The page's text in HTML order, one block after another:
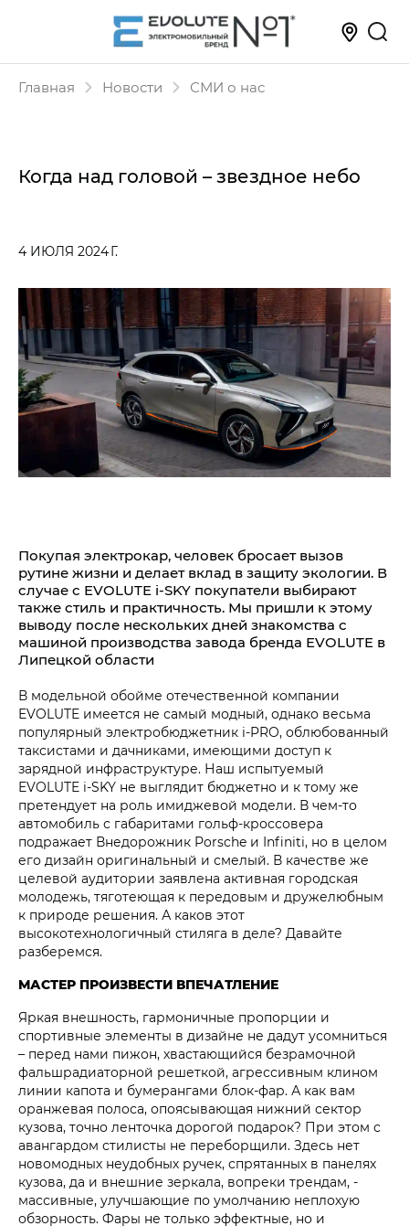
Главная Новости СМИ о нас
Когда над головой – звездное небо
4 ИЮЛЯ 2024 Г.
Покупая электрокар, человек бросает вызов
рутине жизни и делает вклад в защиту экологии. В
случае с EVOLUTE i‑SKY покупатели выбирают
также стиль и практичность. Мы пришли к этому
выводу после нескольких дней знакомства с
машиной производства завода бренда EVOLUTE в
Липецкой области
В модельной обойме отечественной компании
EVOLUTE имеется не самый модный, однако весьма
популярный электробюджетник i‑PRO, облюбованный
таксистами и дачниками, имеющими доступ к
зарядной инфраструктуре. Наш испытуемый
EVOLUTE i‑SKY не выглядит бюджетно и к тому же
претендует на роль имиджевой модели. В чем-то
автомобиль с габаритами гольф-кроссовера
подражает Внедорожник Porsche и Infiniti, но в целом
его дизайн оригинальный и смелый. В качестве же
целевой аудитории заявлена активная городская
молодежь, тяготеющая к передовым и дружелюбным
к природе решения. А каков этот
высокотехнологичный стиляга в деле? Давайте
разберемся.
МАСТЕР ПРОИЗВЕСТИ ВПЕЧАТЛЕНИЕ
Яркая внешность, гармоничные пропорции и
спортивные элементы в дизайне не дадут усомниться
– перед нами пижон, хвастающийся безрамочной
фальшрадиаторной решеткой, агрессивным клином
линии капота и бумерангами блок-фар. А как вам
оранжевая полоса, опоясывающая нижний сектор
кузова, точно ленточка дорогой подарок? При этом с
авангардом стилисты не переборщили. Здесь нет
новомодных неудобных ручек, спрятанных в панелях
кузова, да и внешние зеркала, вопреки трендам, -
массивные, улучшающие по умолчанию неплохую
обзорность. Фары не только эффектные, но и